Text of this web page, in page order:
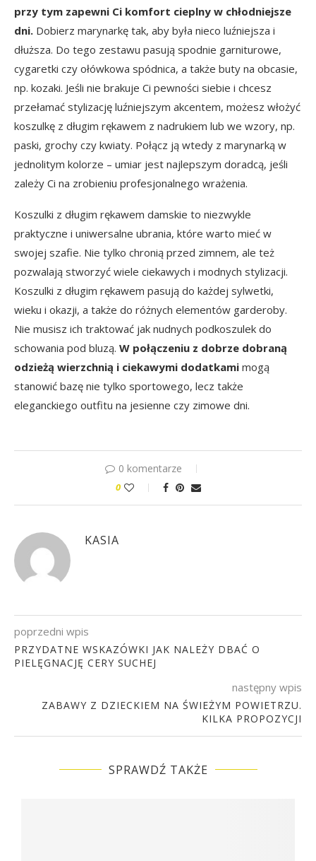
przy tym zapewni Ci komfort cieplny w chłodniejsze
dni. Dobierz marynarkę tak, aby była nieco luźniejsza i
dłuższa. Do tego zestawu pasują spodnie garniturowe,
cygaretki czy ołówkowa spódnica, a także buty na obcasie,
np. kozaki. Jeśli nie brakuje Ci pewności siebie i chcesz
przełamać stylizację luźniejszym akcentem, możesz włożyć
koszulkę z długim rękawem z nadrukiem lub we wzory, np.
paski, grochy czy kwiaty. Połącz ją wtedy z marynarką w
jednolitym kolorze – umiar jest najlepszym doradcą, jeśli
zależy Ci na zrobieniu profesjonalnego wrażenia.
Koszulki z długim rękawem damskie to niezwykle
praktyczne i uniwersalne ubrania, które warto mieć w
swojej szafie. Nie tylko chronią przed zimnem, ale też
pozwalają stworzyć wiele ciekawych i modnych stylizacji.
Koszulki z długim rękawem pasują do każdej sylwetki,
wieku i okazji, a także do różnych elementów garderoby.
Nie musisz ich traktować jak nudnych podkoszulek do
schowania pod bluzą. W połączeniu z dobrze dobraną
odzieżą wierzchnią i ciekawymi dodatkami mogą
stanowić bazę nie tylko sportowego, lecz także
eleganckiego outfitu na jesienne czy zimowe dni.
0 komentarze
0
KASIA
poprzedni wpis
PRZYDATNE WSKAZÓWKI JAK NALEŻY DBAĆ O
PIELĘGNACJĘ CERY SUCHEJ
następny wpis
ZABAWY Z DZIECKIEM NA ŚWIEŻYM POWIETRZU.
KILKA PROPOZYCJI
SPRAWDŹ TAKŻE